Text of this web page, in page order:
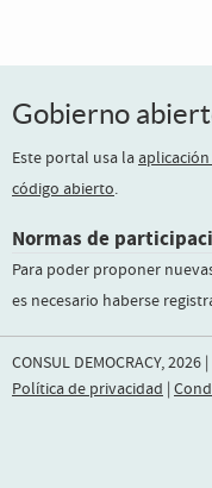
Gobierno
Este portal usa la aplicación
código abierto.
Normas de
Para poder proponer
es necesario haberse
CONSUL DEMOCRACY, 2026 |
Política de privacidad |